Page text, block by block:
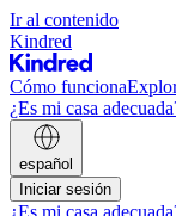
Ir al contenido
Kindred
Cómo funciona
¿Es mi casa
español
Iniciar sesión
¿Es mi casa